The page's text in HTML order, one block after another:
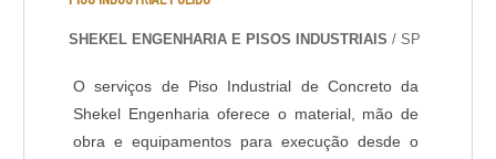
SHEKEL ENGENHARIA E PISOS INDUSTRIAIS / SP
O serviços de Piso Industrial de Concreto da
Shekel Engenharia oferece o material, mão de
obra e equipamentos para execução desde o